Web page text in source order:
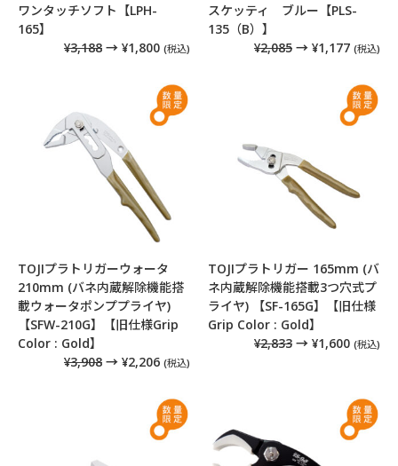
ワンタッチソフト【LPH-
165】
¥3,188 → ¥1,800 (税込)
スケッティ ブルー【PLS-
135（B）】
¥2,085 → ¥1,177 (税込)
TOJIプラトリガーウォータ
210mm (バネ内蔵解除機能搭
載ウォータポンププライヤ)
【SFW-210G】【旧仕様Grip
Color : Gold】
¥3,908 → ¥2,206 (税込)
TOJIプラトリガー 165mm (バ
ネ内蔵解除機能搭載3つ穴式プ
ライヤ) 【SF-165G】【旧仕様
Grip Color : Gold】
¥2,833 → ¥1,600 (税込)